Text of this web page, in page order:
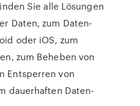
Sie alle Lösungen
Daten, zum Daten-
oder iOS, zum
zum Beheben von
Entsperren von
dauerhaften Daten-